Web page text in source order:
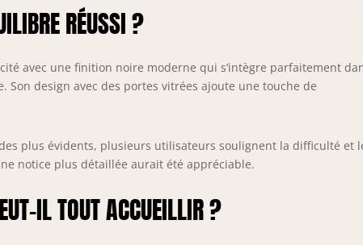
AVANT TOUT : La sécurité est notre première
Ce buffet de cuisine comporte un système anti-
sa stabilité et votre tranquillité d'esprit.
SUR LE MEUBLE DE RANGEMENT DE CUISINE :
totales : 100l x 40P x 180H cm. Charge max.
RÉUSSI ?
avec une finition noire moderne qui s’intègre parfaitement
Son design avec des portes vitrées ajoute une touche de
plus évidents, plusieurs utilisateurs soulignent la difficulté et
notice plus détaillée aurait été appréciable.
IL TOUT ACCUEILLIR ?